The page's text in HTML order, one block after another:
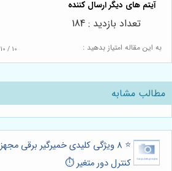
به این مقاله امتیاز بدهید : 10 / 10
تعداد بازدید : 184
مطالب مشابه
⭐️ 8 ویژگی کلیدی خمیرگیر برقی
کنترل دور متغیر ⏱️